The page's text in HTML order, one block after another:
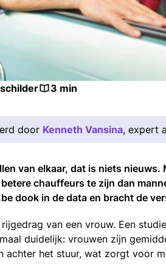
3 min
door Kenneth Vansina, expert
van elkaar, dat is niets
chauffeurs te zijn dan
dook in de data en bracht de
van een vrouw. Een
duidelijk: vrouwen zijn
achter het stuur, wat zorgt voor